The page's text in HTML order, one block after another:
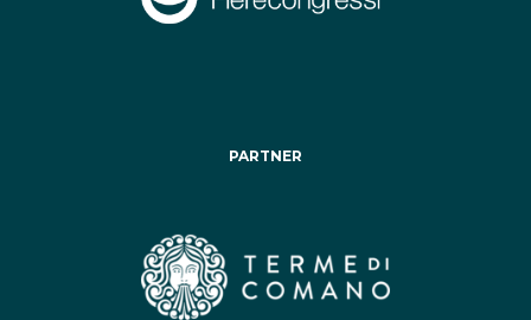
PARTNER